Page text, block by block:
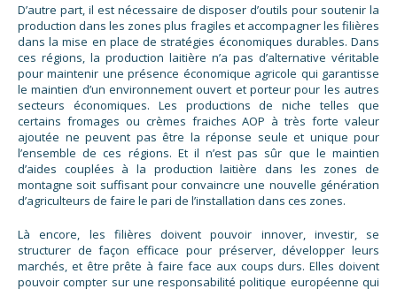
D’autre part, il est nécessaire de disposer d’outils pour soutenir la
production dans les zones plus fragiles et accompagner les filières
dans la mise en place de stratégies économiques durables. Dans
ces régions, la production laitière n’a pas d’alternative véritable
pour maintenir une présence économique agricole qui garantisse
le maintien d’un environnement ouvert et porteur pour les autres
secteurs économiques. Les productions de niche telles que
certains fromages ou crèmes fraiches AOP à très forte valeur
ajoutée ne peuvent pas être la réponse seule et unique pour
l’ensemble de ces régions. Et il n’est pas sûr que le maintien
d’aides couplées à la production laitière dans les zones de
montagne soit suffisant pour convaincre une nouvelle génération
d’agriculteurs de faire le pari de l’installation dans ces zones.
Là encore, les filières doivent pouvoir innover, investir, se
structurer de façon efficace pour préserver, développer leurs
marchés, et être prête à faire face aux coups durs. Elles doivent
pouvoir compter sur une responsabilité politique européenne qui